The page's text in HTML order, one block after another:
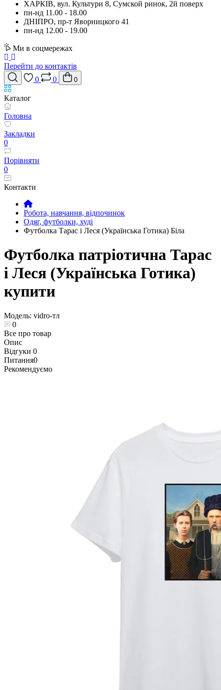
ХАРКІВ, вул. Культури 8, Сумской ринок, 2й поверх
пн-нд 11.00 - 18.00
ДНІПРО, пр-т Яворницкого 41
пн-нд 12.00 - 19.00
Ми в соцмережах
Перейти до контактів
0
0 0
Каталог
Головна
Закладки
0
Порівняти
0
Контакти
Робота, навчання, відпочинок
Одяг, футболки, худі
Футболка Тарас і Леся (Українська Готика) Біла
Футболка патріотична Тарас
і Леся (Українська Готика)
купити
Модель: vidro-тл
0
Все про товар
Опис
Відгуки 0
Питання0
Рекомендуємо